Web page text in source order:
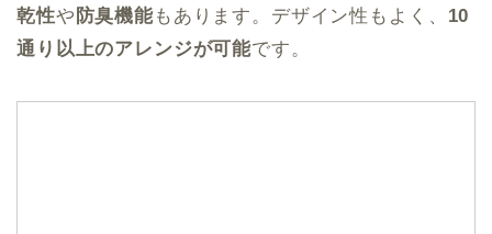
乾性や 防臭機能もあります。デザイン性もよく、 10
通り以上のアレンジが可能です。